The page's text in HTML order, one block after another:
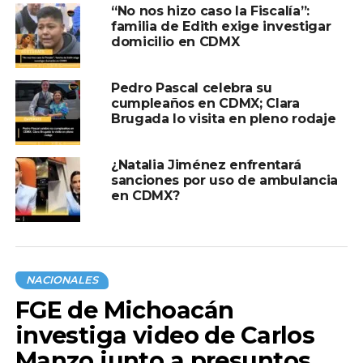
2025
Autoridades de la Secretaría de Seguridad Ciudadana
(SSC) ya investigan el caso y analizan las grabaciones
Compartir en:
TEMAS RELACIONADOS:
A CONTINUACIÓN
Reforma Laboral: Propinas ya no sustituirán
el salario mínimo
NO TE PIERDAS
“No nos hizo caso la Fiscalía”:
familia de Edith exige investigar
domicilio en CDMX
Pedro Pascal celebra su
cumpleaños en CDMX; Clara
Brugada lo visita en pleno rodaje
¿Natalia Jiménez enfrentará
sanciones por uso de ambulancia
en CDMX?
NACIONALES
FGE de Michoacán
investiga video de Carlos